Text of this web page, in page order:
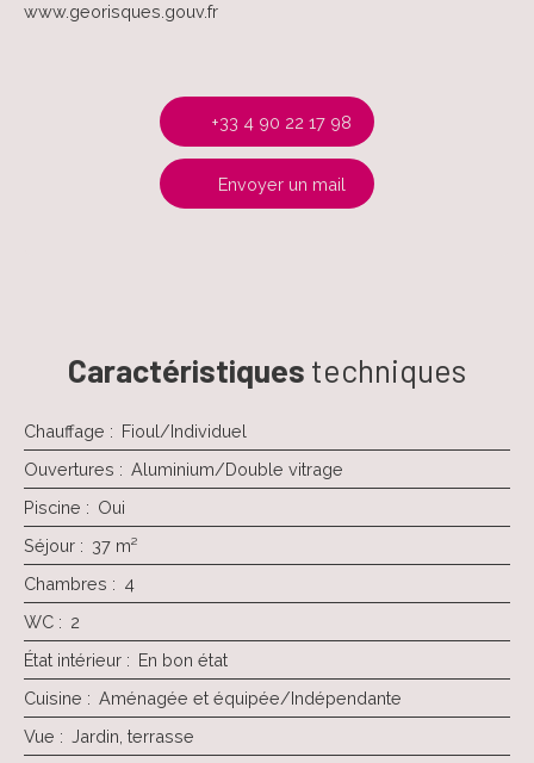
www.georisques.gouv.fr
+33 4 90 22 17 98
Envoyer un mail
Caractéristiques techniques
Chauffage : Fioul/Individuel
Ouvertures : Aluminium/Double vitrage
Piscine : Oui
Séjour : 37 m²
Chambres : 4
WC : 2
État intérieur : En bon état
Cuisine : Aménagée et équipée/Indépendante
Vue : Jardin, terrasse